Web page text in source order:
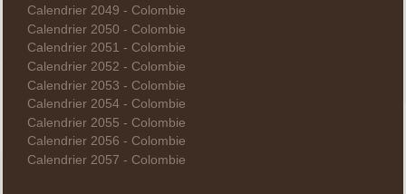
Calendrier 2049 - Colombie
Calendrier 2050 - Colombie
Calendrier 2051 - Colombie
Calendrier 2052 - Colombie
Calendrier 2053 - Colombie
Calendrier 2054 - Colombie
Calendrier 2055 - Colombie
Calendrier 2056 - Colombie
Calendrier 2057 - Colombie